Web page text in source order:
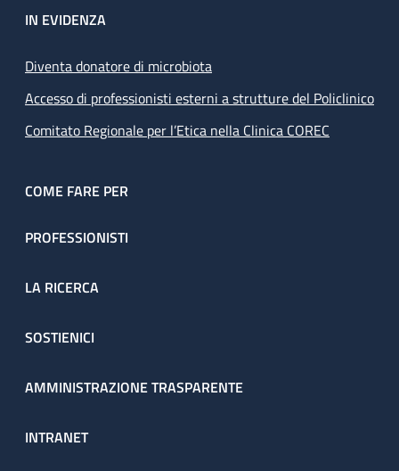
IN EVIDENZA
Diventa donatore di microbiota
Accesso di professionisti esterni a strutture del Policlinico
Comitato Regionale per l’Etica nella Clinica COREC
COME FARE PER
PROFESSIONISTI
LA RICERCA
SOSTIENICI
AMMINISTRAZIONE TRASPARENTE
INTRANET